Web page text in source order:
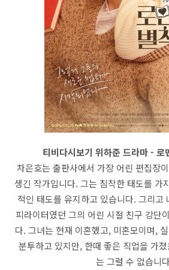
티비다시보기 위하준 드라마 - 로
차은호는 출판사에서 가장 어린 편집장
생긴 작가입니다. 그는 침착한 태도를 가
적인 태도를 유지하고 있습니다. 그리고
피라이터였던 그의 어린 시절 친구 강단
다. 그녀는 현재 이혼했고, 미혼모이며,
분투하고 있지만, 한때 좋은 직업을 가
는 그럴 수 없습니